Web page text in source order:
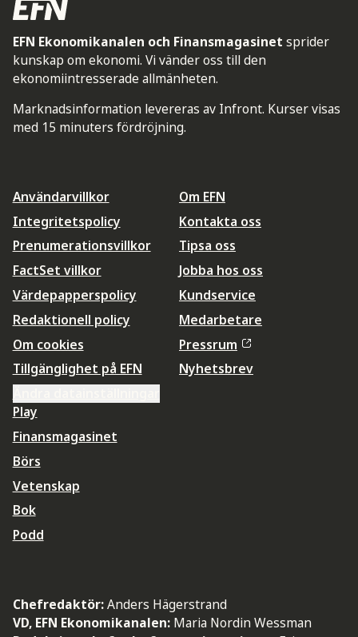
EFN Ekonomikanalen och Finansmagasinet sprider
kunskap om ekonomi. Vi vänder oss till den
ekonomiintresserade allmänheten.
Marknadsinformation levereras av Infront. Kurser visas
med 15 minuters fördröjning.
Användarvillkor
Integritetspolicy
Prenumerationsvillkor
FactSet villkor
Värdepapperspolicy
Redaktionell policy
Om cookies
Tillgänglighet på EFN
Om EFN
Kontakta oss
Tipsa oss
Jobba hos oss
Kundservice
Medarbetare
Pressrum
Nyhetsbrev
Play
Finansmagasinet
Börs
Vetenskap
Bok
Podd
Chefredaktör:Anders Hägerstrand
VD, EFN Ekonomikanalen: Maria Nordin Wessman